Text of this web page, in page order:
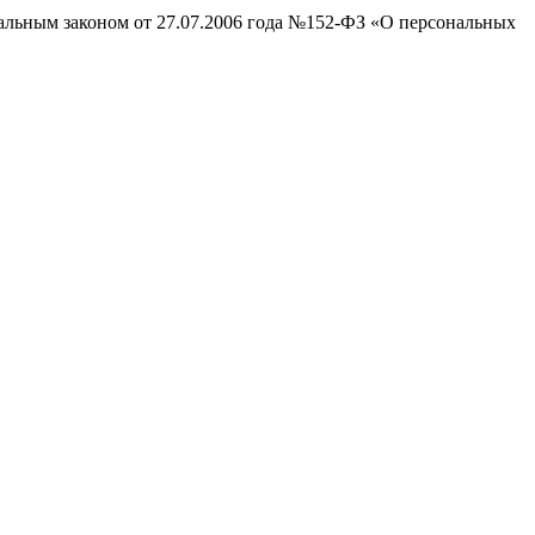
законом от 27.07.2006 года №152-ФЗ «О персональных